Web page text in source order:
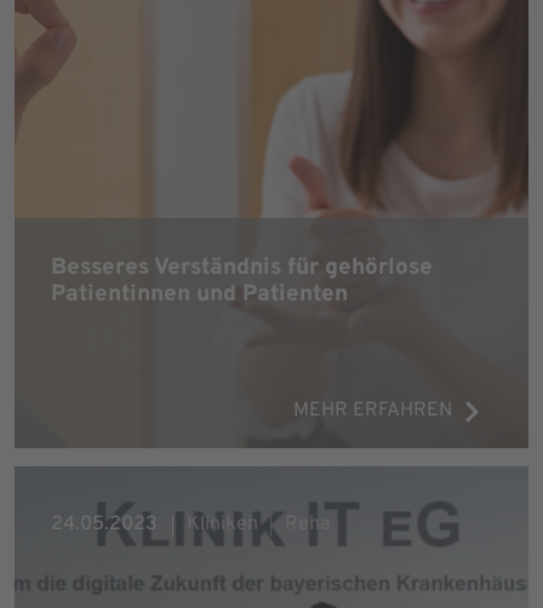
Besseres Verständnis für gehörlose
Patientinnen und Patienten
MEHR ERFAHREN
24.05.2023 Kliniken Reha